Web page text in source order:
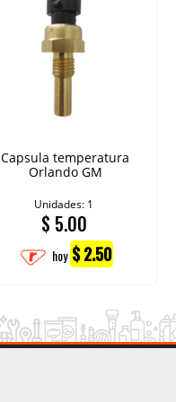
Capsula temperatura
Orlando GM
Unidades: 1
$ 5.00
hoy $ 2.50